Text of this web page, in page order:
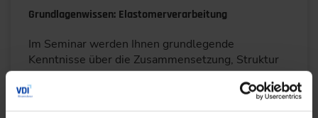
Grundlagenwissen: Elastomerverarbeitung
Im Seminar werden Ihnen grund­legende
Kenntnisse über die Zusammensetzung, Struktur
und Verarbeitungsverfahren von Elastomeren
vermittel.